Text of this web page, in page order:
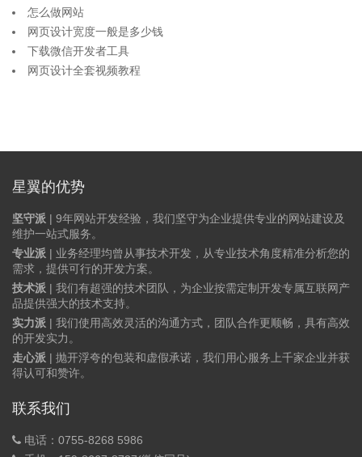
怎么做网站
网页设计宽度一般是多少钱
下载微信开发者工具
网页设计全套视频教程
星翼的优势
坚守派 | 9年网站开发经验，我们坚守为企业提供专业的网站建设及
维护一站式服务。
专业派 | 业务经理均曾从事技术开发，从专业技术角度精准分析您的
需求，提供可行的开发方案。
技术派 | 我们有超强的技术团队，为企业按需定制开发专属互联网产
品提供强大的技术支持。
实力派 | 我们使用高效灵活的沟通方式，团队合作更顺畅，具有高效
的开发实力。
走心派 | 抛开浮夸的包装和虚假承诺，我们用心服务上千家企业并获
得认可和赞许。
联系我们
电话：0755-8268 5986